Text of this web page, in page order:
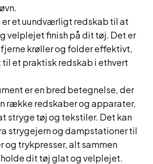
er et uundværligt redskab til at
velplejet finish på dit tøj. Det er
krøller og folder effektivt,
et praktisk redskab i ethvert
er en bred betegnelse, der
række redskaber og apparater,
stryge tøj og tekstiler. Det kan
strygejern og dampstationer til
og trykpresser, alt sammen
dit tøj glat og velplejet.